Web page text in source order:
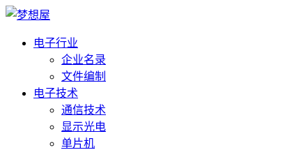
电子行业
企业名录
文件编制
电子技术
通信技术
显示光电
单片机